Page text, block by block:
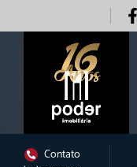
Contato